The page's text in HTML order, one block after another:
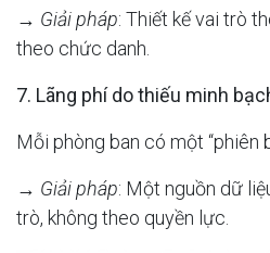
→ Giải pháp: Thiết kế vai trò
theo chức danh.
7. Lãng phí do thiếu minh
Mỗi phòng ban có một “phiên
→ Giải pháp: Một nguồn dữ
trò, không theo quyền lực.